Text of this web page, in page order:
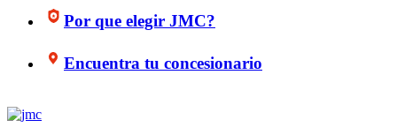
Por que elegir JMC?
Encuentra tu concesionario